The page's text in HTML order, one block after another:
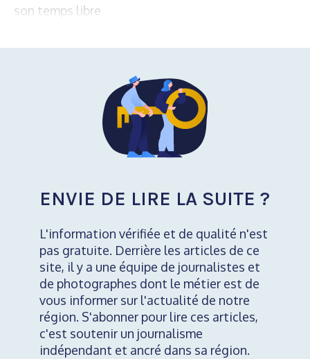
son temps libre
ENVIE DE LIRE LA SUITE ?
L'information vérifiée et de qualité n'est
pas gratuite. Derrière les articles de ce
site, il y a une équipe de journalistes et
de photographes dont le métier est de
vous informer sur l'actualité de notre
région. S'abonner pour lire ces articles,
c'est soutenir un journalisme
indépendant et ancré dans sa région.